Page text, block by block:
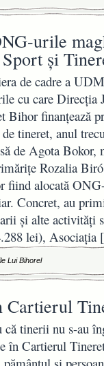
urile
şi
de cadre a
cu care Direcţia
Bihor finanţează
tineret, anul
de Agota Bokor,
Rozalia
fiind alocată
Concret, au
şi alte activităţi
lei), Asociaţia
Lui Bihorel
Cartierul
că tinerii nu s-au
în Cartierul